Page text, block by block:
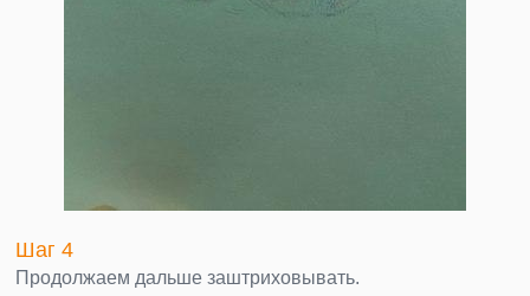
Шаг 4
Продолжаем дальше заштриховывать.